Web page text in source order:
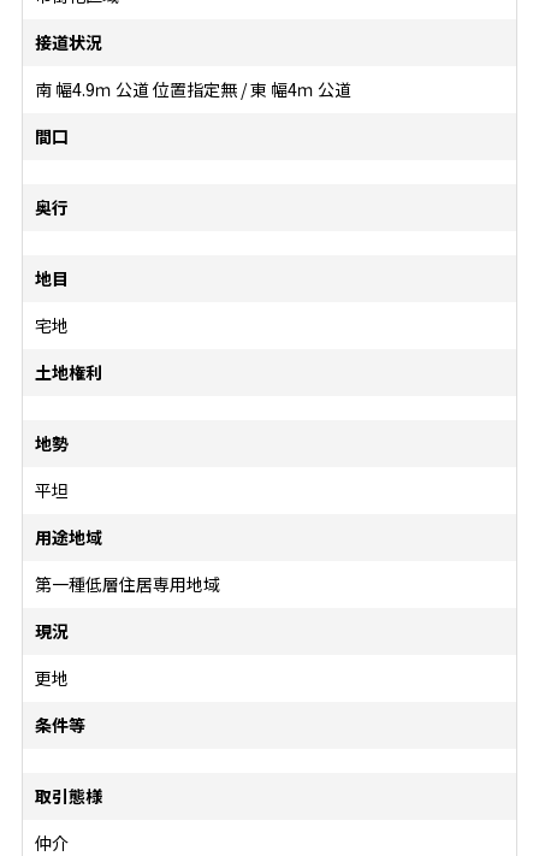
接道状況
南 幅4.9ｍ 公道 位置指定無 / 東 幅4ｍ 公道
間口
奥行
地目
宅地
土地権利
地勢
平坦
用途地域
第一種低層住居専用地域
現況
更地
条件等
取引態様
仲介